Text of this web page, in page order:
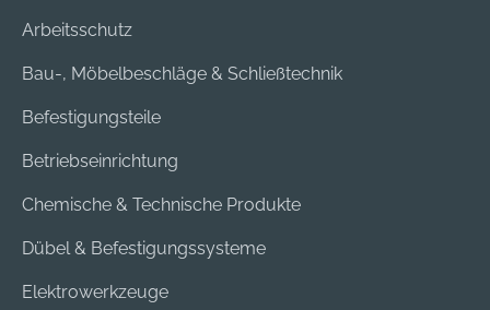
Arbeitsschutz
Bau-, Möbelbeschläge & Schließtechnik
Befestigungsteile
Betriebseinrichtung
Chemische & Technische Produkte
Dübel & Befestigungssysteme
Elektrowerkzeuge